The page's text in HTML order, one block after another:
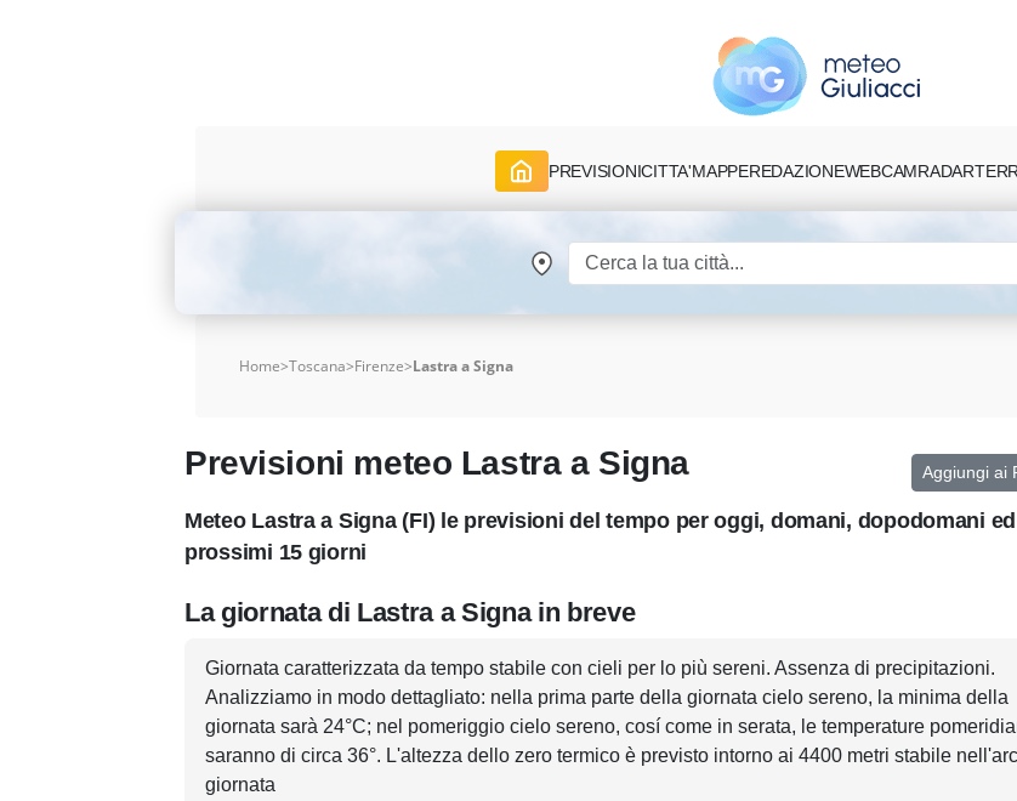
PREVISIONICITTA'MAPPEREDAZIONEWEBCAMRADAR
Home>Toscana>Firenze>Lastra a Signa
Previsioni meteo Lastra a Signa Aggiungi ai
Meteo Lastra a Signa (FI) le previsioni del tempo per oggi, domani, dopodomani
prossimi 15 giorni
La giornata di Lastra a Signa in breve
Giornata caratterizzata da tempo stabile con cieli per lo più sereni. Assenza di precipitazioni.
Analizziamo in modo dettagliato: nella prima parte della giornata cielo sereno, la minima della
giornata sarà 24°C; nel pomeriggio cielo sereno, cosí come in serata, le temperature
saranno di circa 36°. L'altezza dello zero termico è previsto intorno ai 4400 metri stabile
giornata